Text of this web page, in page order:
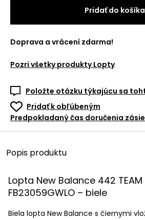
Pridať do košíka
Doprava a vrácení zdarma!
Pozri všetky produkty Lopty
Položte otázku týkajúcu sa
Pridať k obľúbeným
Predpokladaný čas doručenia
Popis produktu
Lopta New Balance 442 TEAM
FB23059GWLO – biele
Biela lopta New Balance s čiernymi